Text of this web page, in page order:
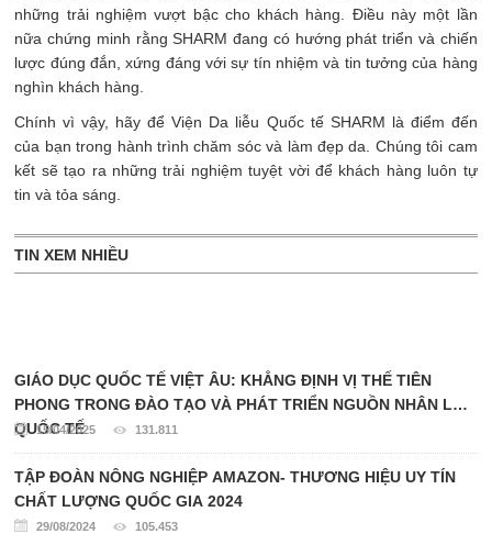
những trải nghiệm vượt bậc cho khách hàng. Điều này một lần
nữa chứng minh rằng SHARM đang có hướng phát triển và chiến
lược đúng đắn, xứng đáng với sự tín nhiệm và tin tưởng của hàng
nghìn khách hàng.
Chính vì vậy, hãy để Viện Da liễu Quốc tế SHARM là điểm đến
của bạn trong hành trình chăm sóc và làm đẹp da. Chúng tôi cam
kết sẽ tạo ra những trải nghiệm tuyệt vời để khách hàng luôn tự
tin và tỏa sáng.
TIN XEM NHIỀU
GIÁO DỤC QUỐC TẾ VIỆT ÂU: KHẲNG ĐỊNH VỊ THẾ TIÊN
PHONG TRONG ĐÀO TẠO VÀ PHÁT TRIỂN NGUỒN NHÂN LỰC
QUỐC TẾ
15/04/2025 131.811
TẬP ĐOÀN NÔNG NGHIỆP AMAZON- THƯƠNG HIỆU UY TÍN
CHẤT LƯỢNG QUỐC GIA 2024
29/08/2024 105.453